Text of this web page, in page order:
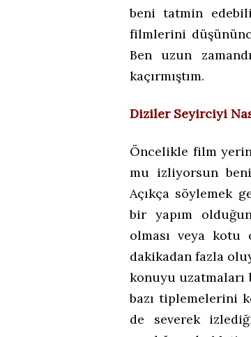
beni tatmin
filmlerini
Ben uzun
kaçırmıştım.
Diziler Seyirciyi
Öncelikle film
mu izliyorsun
Açıkça söylemek
bir yapım
olması veya
dakikadan fazla
konuyu
bazı tiplemelerini
de severek